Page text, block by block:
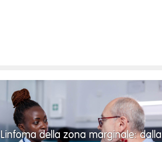
Linfoma della zona marginale: dalla